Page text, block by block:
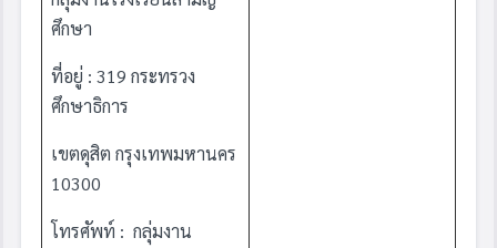
ศึกษา
ที่อยู่ : 319 กระทรวง
ศึกษาธิการ
เขตดุสิต กรุงเทพมหานคร
10300
โทรศัพท์ : กลุ่มงาน